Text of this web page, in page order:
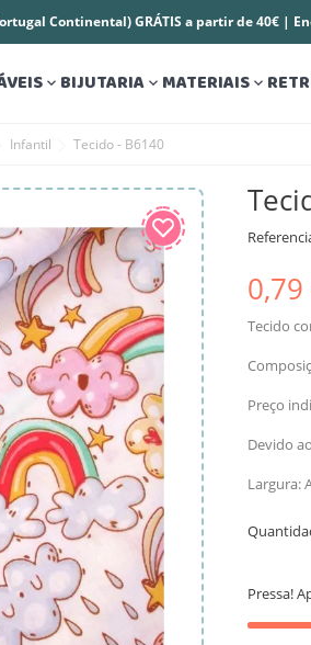
Continental) GRÁTIS a partir de 40€ |
 BIJUTARIA MATERIAIS
Infantil Tecido - B6140
Tecido
Preço
Devido
Largura:
Pressa!